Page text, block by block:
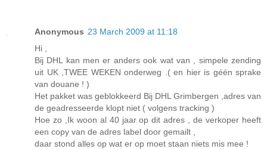
Anonymous 23 March 2009 at 11:18
Hi ,
Bij DHL kan men er anders ook wat van , simpele zending
uit UK ,TWEE WEKEN onderweg .( en hier is géén sprake
van douane ! )
Het pakket was geblokkeerd Bij DHL Grimbergen ,adres van
de geadresseerde klopt niet ( volgens tracking )
Hoe zo ,Ik woon al 40 jaar op dit adres , de verkoper heeft
een copy van de adres label door gemailt ,
daar stond alles op wat er op moet staan niets mis mee !